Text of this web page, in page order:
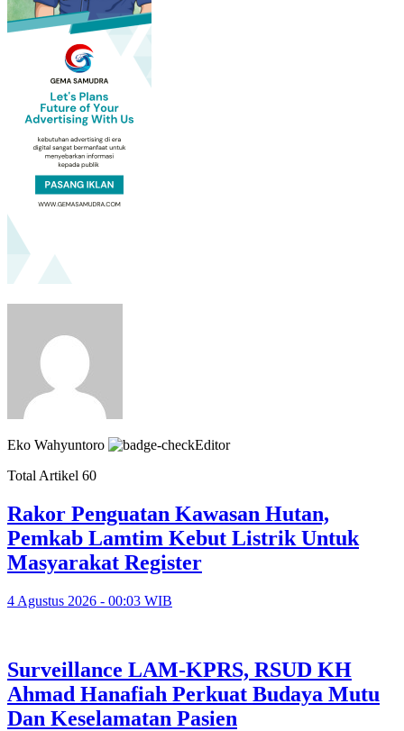
Eko Wahyuntoro
Editor
Total Artikel 60
Rakor Penguatan Kawasan Hutan,
Pemkab Lamtim Kebut Listrik Untuk
Masyarakat Register
4 Agustus 2026 - 00:03 WIB
Surveillance LAM-KPRS, RSUD KH
Ahmad Hanafiah Perkuat Budaya Mutu
Dan Keselamatan Pasien